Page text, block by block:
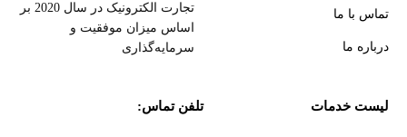
تماس با ما
درباره ما
تجارت الکترونیک در سال 2020 بر
اساس میزان موفقیت و
سرمایه‌گذاری
لیست خدمات تلفن تماس: